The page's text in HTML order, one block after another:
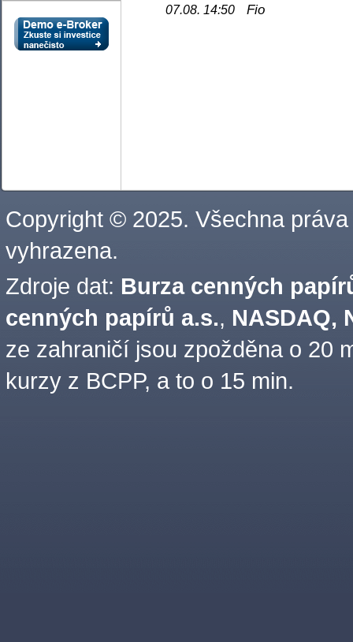
07.08. 14:50 Fio
Copyright © 2025. Všechna práva
vyhrazena.
Zdroje dat: Burza cenných
cenných papírů a.s., NASDAQ,
ze zahraničí jsou zpožděna o 20
kurzy z BCPP, a to o 15 min.